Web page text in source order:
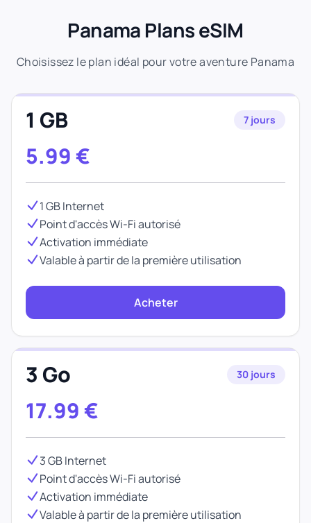
Panama Plans eSIM
Choisissez le plan idéal pour votre aventure Panama
1 GB 7 jours
5.99 €
1 GB Internet
Point d'accès Wi-Fi autorisé
Activation immédiate
Valable à partir de la première utilisation
Acheter
3 Go 30 jours
17.99 €
3 GB Internet
Point d'accès Wi-Fi autorisé
Activation immédiate
Valable à partir de la première utilisation